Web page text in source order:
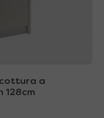
cottura a
128cm